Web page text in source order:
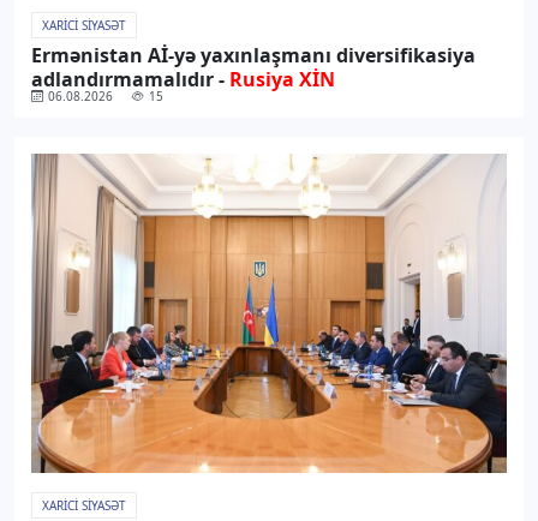
XARICI SIYASƏT
Ermənistan Aİ-yə yaxınlaşmanı diversifikasiya
adlandırmamalıdır - Rusiya XİN
06.08.2026 15
XARICI SIYASƏT